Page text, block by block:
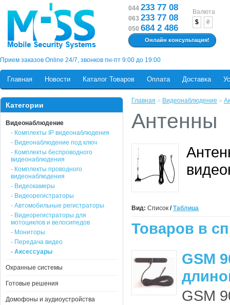
Прием заказов Online 24/7, звонков пн-пт 9:00 до 19:00
044 233 77 08
063 233 77 08
050 684 2 486
Онлайн консультация!
Валюта
$
₴
Главная Новости Каталог Товаров Оплата Доставка
Категории
Видеонаблюдение
- Комплекты IP видеонаблюдения
- Видеонаблюдение под ключ
- Комплекты беспроводного
видеонаблюдения
- Комплекты проводного
видеонаблюдения
- Видеокамеры
- Видеорегистраторы
- Автомобильные регистраторы
- Видеорегистраторы для
мотоциклов и велосипедов
- Мониторы
- Передача видео
- Аксессуары
Охранные системы
Готовые решения
Домофоны и аудиоустройства
Главная » Видеонаблюдение »
Антенны
Вид: Список / Таблица
Товаров в
GSM
GSM